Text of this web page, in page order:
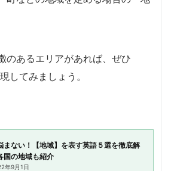
のあるエリアがあれば、ぜひ
してみましょう。
まない！【地域】を表す英語５選を徹底解
国の地域も紹介
年9月1日